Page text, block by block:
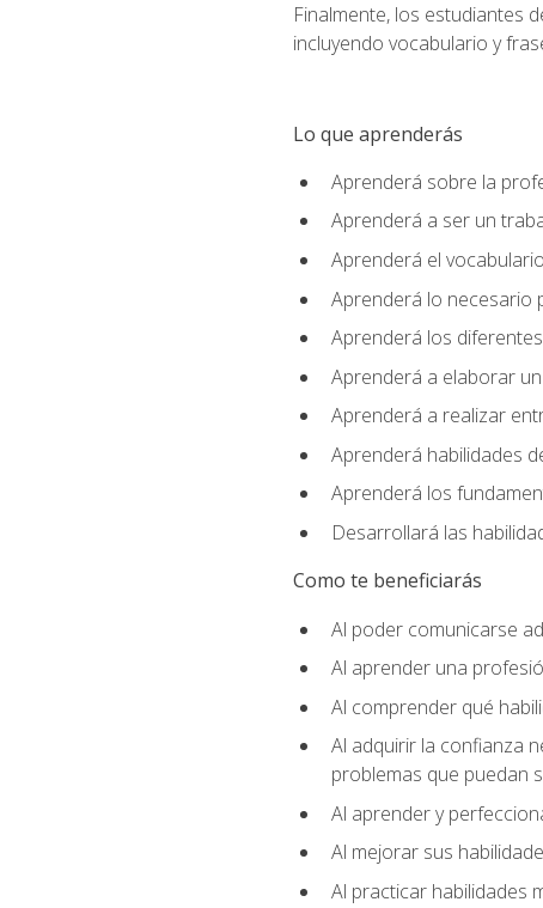
Finalmente, los estudiantes
incluyendo vocabulario y
Lo que aprenderás
Aprenderá sobre la
Aprenderá a ser un
Aprenderá el
Aprenderá lo necesario
Aprenderá los
Aprenderá a elaborar
Aprenderá a realizar
Aprenderá habilidades
Aprenderá los
Desarrollará las
Como te beneficiarás
Al poder comunicarse
Al aprender una
Al comprender qué
Al adquirir la confianza
problemas que puedan
Al aprender y
Al mejorar sus
Al practicar habilidades